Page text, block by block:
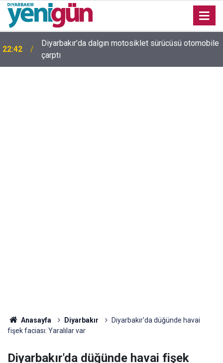
22:42
Diyarbakır’da dalgın motosiklet sürücüsü otomobile
22:37
Diyarbakır trafiğinde şaşırtan görüntü: Dönüp dönüp
baktılar
Anasayfa Diyarbakır
Diyarbakır'da düğünde havai
fişek faciası: Yaralılar var
Diyarbakır'da düğünde havai fişek